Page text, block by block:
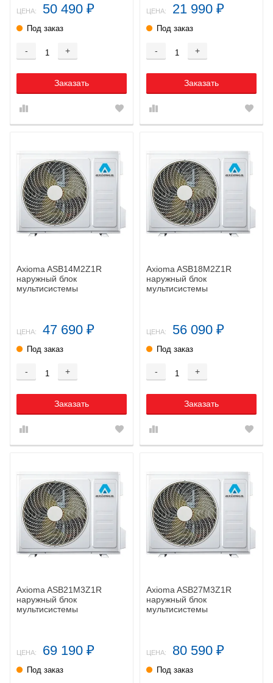
ЦЕНА: 50 490 ₽
Под заказ
- +
Заказать
ЦЕНА: 21 990 ₽
Под заказ
- +
Заказать
Axioma ASB14M2Z1R
наружный блок
мультисистемы
ЦЕНА: 47 690 ₽
Под заказ
- +
Заказать
Axioma ASB18M2Z1R
наружный блок
мультисистемы
ЦЕНА: 56 090 ₽
Под заказ
- +
Заказать
Axioma ASB21M3Z1R
наружный блок
мультисистемы
ЦЕНА: 69 190 ₽
Под заказ
Axioma ASB27M3Z1R
наружный блок
мультисистемы
ЦЕНА: 80 590 ₽
Под заказ